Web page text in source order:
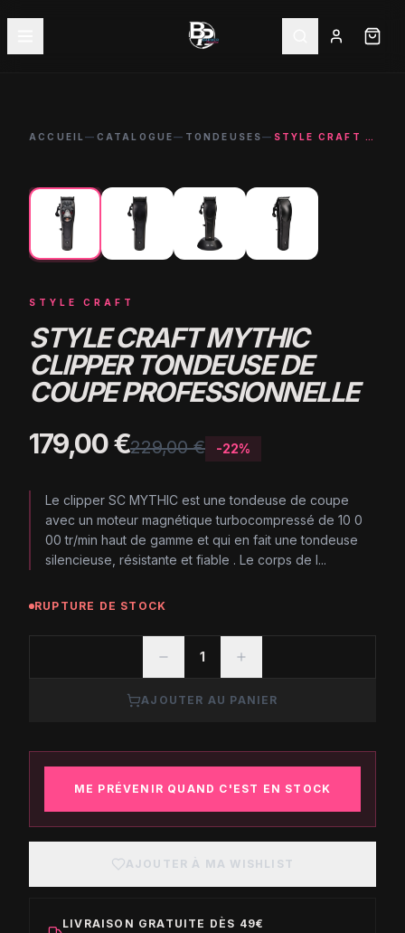
ACCUEIL— CATALOGUE— TONDEUSES— STYLE CRAFT MYTHIC CLIPPER TONDEUSE DE COUPE PROFESSIONNELLE
22%
STYLE CRAFT
STYLE CRAFT MYTHIC
CLIPPER TONDEUSE DE
COUPE PROFESSIONNELLE
179,00 €229,00 € -22%
Le clipper SC MYTHIC est une tondeuse de coupe
avec un moteur magnétique turbocompressé de 10 0
00 tr/min haut de gamme et qui en fait une tondeuse
silencieuse, résistante et fiable . Le corps de l...
RUPTURE DE STOCK
1
AJOUTER AU PANIER
ME PRÉVENIR QUAND C'EST EN STOCK
AJOUTER À MA WISHLIST
LIVRAISON GRATUITE DÈS 49€